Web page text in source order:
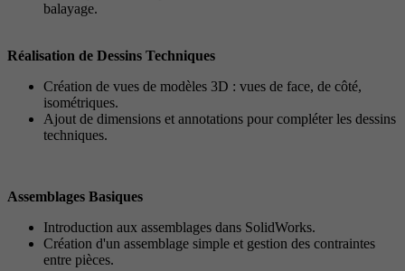
balayage.
Réalisation de Dessins Techniques
Création de vues de modèles 3D : vues de face, de côté,
isométriques.
Ajout de dimensions et annotations pour compléter les dessins
techniques.
Assemblages Basiques
Introduction aux assemblages dans SolidWorks.
Création d'un assemblage simple et gestion des contraintes
entre pièces.